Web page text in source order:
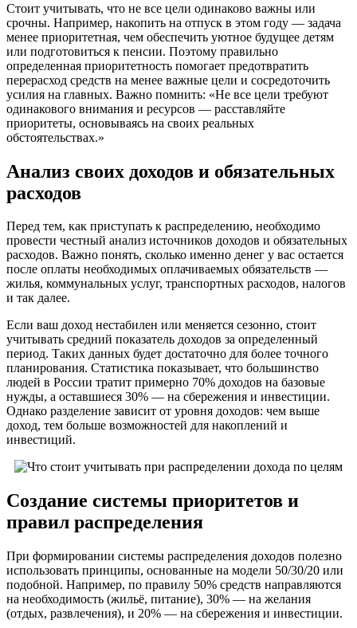
Стоит учитывать, что не все цели одинаково важны или
срочны. Например, накопить на отпуск в этом году — задача
менее приоритетная, чем обеспечить уютное будущее детям
или подготовиться к пенсии. Поэтому правильно
определенная приоритетность помогает предотвратить
перерасход средств на менее важные цели и сосредоточить
усилия на главных. Важно помнить: «Не все цели требуют
одинакового внимания и ресурсов — расставляйте
приоритеты, основываясь на своих реальных
обстоятельствах.»
Анализ своих доходов и обязательных
расходов
Перед тем, как приступать к распределению, необходимо
провести честный анализ источников доходов и обязательных
расходов. Важно понять, сколько именно денег у вас остается
после оплаты необходимых оплачиваемых обязательств —
жилья, коммунальных услуг, транспортных расходов, налогов
и так далее.
Если ваш доход нестабилен или меняется сезонно, стоит
учитывать средний показатель доходов за определенный
период. Таких данных будет достаточно для более точного
планирования. Статистика показывает, что большинство
людей в России тратит примерно 70% доходов на базовые
нужды, а оставшиеся 30% — на сбережения и инвестиции.
Однако разделение зависит от уровня доходов: чем выше
доход, тем больше возможностей для накоплений и
инвестиций.
Создание системы приоритетов и
правил распределения
При формировании системы распределения доходов полезно
использовать принципы, основанные на модели 50/30/20 или
подобной. Например, по правилу 50% средств направляются
на необходимость (жильё, питание), 30% — на желания
(отдых, развлечения), и 20% — на сбережения и инвестиции.